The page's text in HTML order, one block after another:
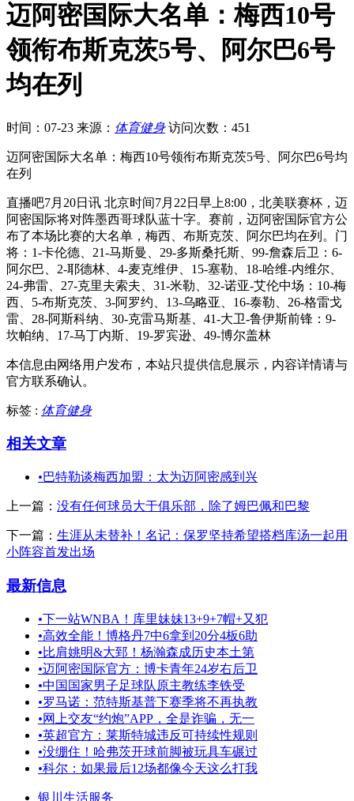
迈阿密国际大名单：梅西10号
领衔布斯克茨5号、阿尔巴6号
均在列
时间：07-23 来源： 体育健身 访问次数：451
迈阿密国际大名单：梅西10号领衔布斯克茨5号、阿尔巴6号均
在列
直播吧7月20日讯 北京时间7月22日早上8:00，北美联赛杯，迈
阿密国际将对阵墨西哥球队蓝十字。赛前，迈阿密国际官方公
布了本场比赛的大名单，梅西、布斯克茨、阿尔巴均在列。门
将：1-卡伦德、21-马斯曼、29-多斯桑托斯、99-詹森后卫：6-
阿尔巴、2-耶德林、4-麦克维伊、15-塞勒、18-哈维-内维尔、
24-弗雷、27-克里夫索夫、31-米勒、32-诺亚-艾伦中场：10-梅
西、5-布斯克茨、3-阿罗约、13-乌略亚、16-泰勒、26-格雷戈
雷、28-阿斯科纳、30-克雷马斯基、41-大卫-鲁伊斯前锋：9-
坎帕纳、17-马丁内斯、19-罗宾逊、49-博尔盖林
本信息由网络用户发布， 本站只提供信息展示，内容详情请与
官方联系确认。
标签 : 体育健身
相关文章
•巴特勒谈梅西加盟：太为迈阿密感到兴
上一篇： 没有任何球员大于俱乐部，除了姆巴佩和巴黎
下一篇： 生涯从未替补！名记：保罗坚持希望搭档库汤一起用
小阵容首发出场
最新信息
•下一站WNBA！库里妹妹13+9+7帽+又犯
•高效全能！博格丹7中6拿到20分4板6助
•比肩姚明&大郅！杨瀚森成历史本土第
•迈阿密国际官方：博卡青年24岁右后卫
•中国国家男子足球队原主教练李铁受
•罗马诺：范特斯基普下赛季将不再执教
•网上交友“约炮”APP，全是诈骗，无一
•英超官方：莱斯特城违反可持续性规则
•没绷住！哈弗茨开球前脚被玩具车碾过
•科尔：如果最后12场都像今天这么打我
银川生活服务